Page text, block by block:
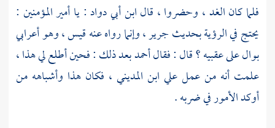
فلما كان الغد ، وحضروا ، قالابن أبي دواد: يا أمير المؤمنين :
يحتج في الرؤية بحديثجرير، وإنما رواه عنهقيس، وهو أعرابي
بوال على عقبيه ؟ قال : فقالأحمدبعد ذلك : فحين أطلع لي هذا ،
علمت أنه من عملعلي ابن المديني ، فكان هذا وأشباهه من
أوكد الأمور في ضربه .